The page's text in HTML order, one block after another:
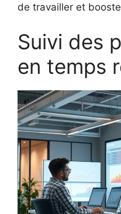
de travailler et
Suivi des
en temps